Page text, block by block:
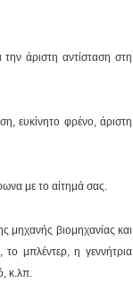
άριστη αντίσταση στη
ευκίνητο φρένο, άριστη
με το αίτημά σας.
μηχανής βιομηχανίας και
μπλέντερ, η γεννήτρια
κ.λπ.